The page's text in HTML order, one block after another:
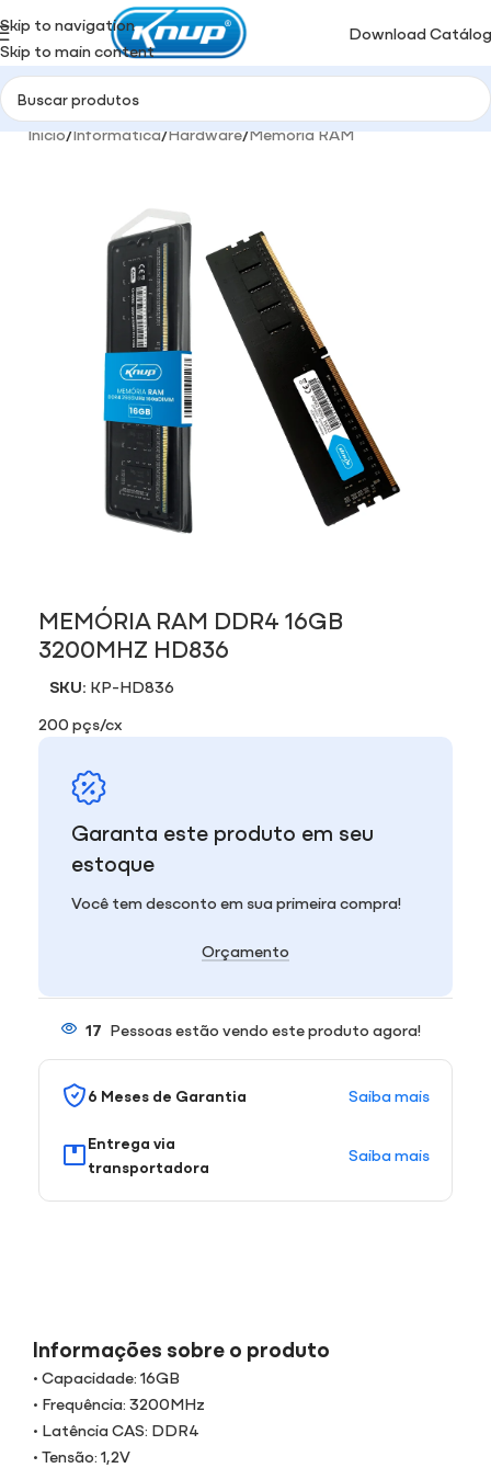
Skip to navigation
Skip to main content
Download
Início/Informática/Hardware/Memória RAM
MEMÓRIA RAM DDR4 16GB
3200MHZ HD836
SKU: KP-HD836
200 pçs/cx
Garanta este produto em seu
estoque
Você tem desconto em sua primeira compra!
Orçamento
17 Pessoas estão vendo este produto agora!
6 Meses de Garantia Saiba mais
Entrega via
transportadora
Saiba mais
Informações sobre o produto
• Capacidade: 16GB
• Frequência: 3200MHz
• Latência CAS: DDR4
• Tensão: 1,2V